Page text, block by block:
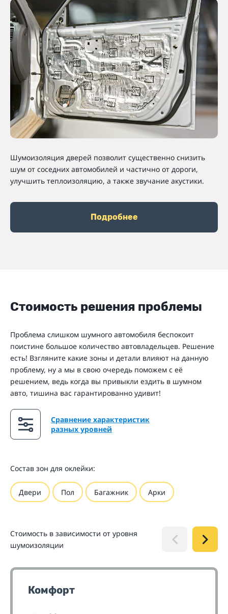
Шумоизоляция дверей позволит существенно снизить
шум от соседних автомобилей и частично от дороги,
улучшить теплоизоляцию, а также звучание акустики.
Подробнее
Стоимость решения проблемы
Проблема слишком шумного автомобиля беспокоит
поистине большое количество автовладельцев. Решение
есть! Взгляните какие зоны и детали влияют на данную
проблему, ну а мы в свою очередь поможем с её
решением, ведь когда вы привыкли ездить в шумном
авто, тишина вас гарантированно удивит!
Сравнение характеристик
разных уровней
Состав зон для оклейки:
Двери Пол Багажник Арки
Стоимость в зависимости от уровня
шумоизоляции
Комфорт